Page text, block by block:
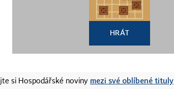
HRÁT
si Hospodářské noviny mezi své oblíbené tituly